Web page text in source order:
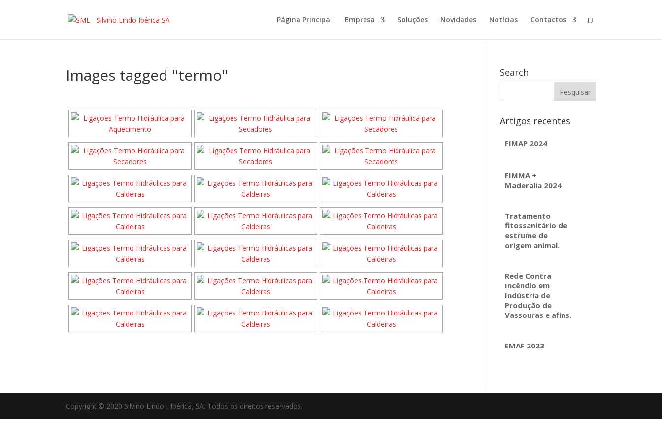
Página Principal Empresa Soluções Novidades Notícias Contactos
Images tagged "termo" Search
Artigos recentes
FIMAP 2024
FIMMA +
Maderalia 2024
Tratamento
fitossanitário de
estrume de
origem animal.
Rede Contra
Incêndio em
Indústria de
Produção de
Vassouras e afins.
EMAF 2023
Copyright © 2020 Silvino Lindo - Ibérica, SA. Todos os direitos reservados.